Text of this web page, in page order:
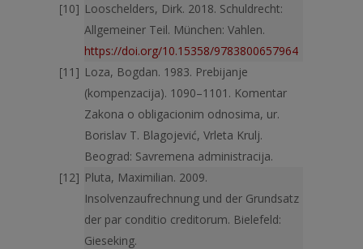
Looschelders, Dirk. 2018. Schuldrecht:
Allgemeiner Teil. München: Vahlen.
https://doi.org/10.15358/9783800657964
Loza, Bogdan. 1983. Prebijanje
(kompenzacija). 1090–1101. Komentar
Zakona o obligacionim odnosima, ur.
Borislav T. Blagojević, Vrleta Krulj.
Beograd: Savremena administracija.
Pluta, Maximilian. 2009.
Insolvenzaufrechnung und der Grundsatz
der par conditio creditorum. Bielefeld:
Gieseking.